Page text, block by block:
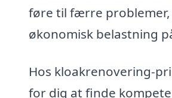
føre til færre
økonomisk belastning
Hos kloakrenovering-
for dig at finde